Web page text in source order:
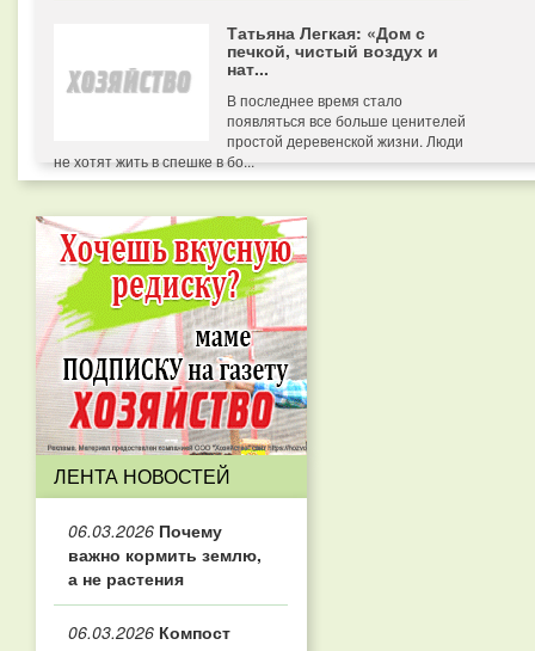
Татьяна Легкая: «Дом с
печкой, чистый воздух и
нат...
В последнее время стало
появляться все больше ценителей
простой деревенской жизни. Люди
не хотят жить в спешке в бо...
ЛЕНТА НОВОСТЕЙ
06.03.2026 Почему
важно кормить землю,
а не растения
06.03.2026 Компост